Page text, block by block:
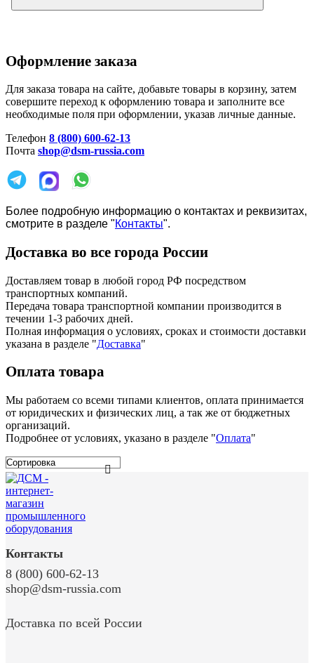
Оформление заказа
Для заказа товара на сайте, добавьте товары в корзину, затем
совершите переход к оформлению товара и заполните все
необходимые поля при оформлении, указав личные данные.
Телефон 8 (800) 600-62-13
Почта shop@dsm-russia.com
Более подробную информацию о контактах и реквизитах,
смотрите в разделе "Контакты".
Доставка во все города России
Доставляем товар в любой город РФ посредством
транспортных компаний.
Передача товара транспортной компании производится в
течении 1-3 рабочих дней.
Полная информация о условиях, сроках и стоимости доставки
указана в разделе "Доставка"
Оплата товара
Мы работаем со всеми типами клиентов, оплата принимается
от юридических и физических лиц, а так же от бюджетных
организаций.
Подробнее от условиях, указано в разделе "Оплата"
Контакты
8 (800) 600-62-13
shop@dsm-russia.com
Доставка по всей России